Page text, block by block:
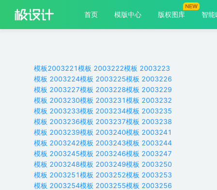
首页 模版中心 版权图库 智能
模板2003221模板 2003222模板 2003223
模板 2003224模板 2003225模板 2003226
模板 2003227模板 2003228模板 2003229
模板 2003230模板 2003231模板 2003232
模板 2003233模板 2003234模板 2003235
模板 2003236模板 2003237模板 2003238
模板 2003239模板 2003240模板 2003241
模板 2003242模板 2003243模板 2003244
模板 2003245模板 2003246模板 2003247
模板 2003248模板 2003249模板 2003250
模板 2003251模板 2003252模板 2003253
模板 2003254模板 2003255模板 2003256